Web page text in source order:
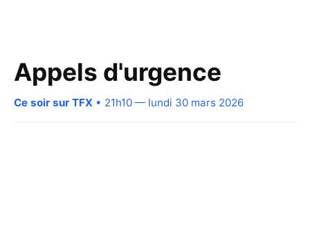
Appels d'urgence
Ce soir sur TFX • 21h10 — lundi 30 mars 2026